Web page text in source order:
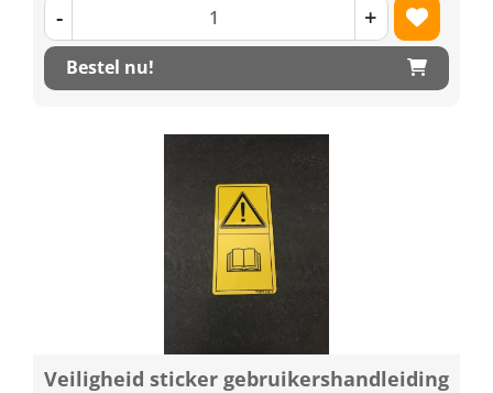
- +
Bestel nu!
Veiligheid sticker gebruikershandleiding